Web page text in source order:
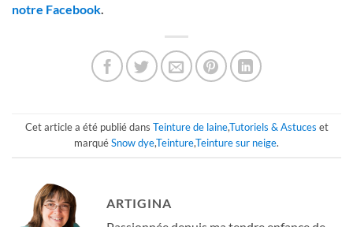
notre Facebook.
Cet article a été publié dans Teinture de laine,Tutoriels & Astuces et
marquéSnow dye,Teinture,Teinture sur neige.
ARTIGINA